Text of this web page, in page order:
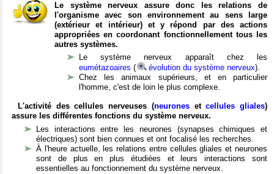
Le système nerveux assure donc les relations de
l'organisme avec son environnement au sens large
(extérieur et intérieur) et y répond par des actions
appropriées en coordonant fonctionnellement tous les
autres systèmes.
Le système nerveux apparaît chez les
eumétazoaires ( évolution du système nerveux).
Chez les animaux supérieurs, et en particulier
l'homme, c'est de loin le plus complexe.
L'activité des cellules nerveuses (neuronesetcellules gliales)
assure les différentes fonctions du système nerveux.
Les interactions entre les neurones (synapses chimiques et
électriques) sont bien connues et ont focalisé les recherches.
À l'heure actuelle, les relations entre cellules gliales et neurones
sont de plus en plus étudiées et leurs interactions sont
essentielles au fonctionnement du système nerveux.